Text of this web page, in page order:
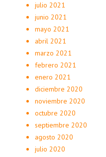
julio 2021
junio 2021
mayo 2021
abril 2021
marzo 2021
febrero 2021
enero 2021
diciembre 2020
noviembre 2020
octubre 2020
septiembre 2020
agosto 2020
julio 2020